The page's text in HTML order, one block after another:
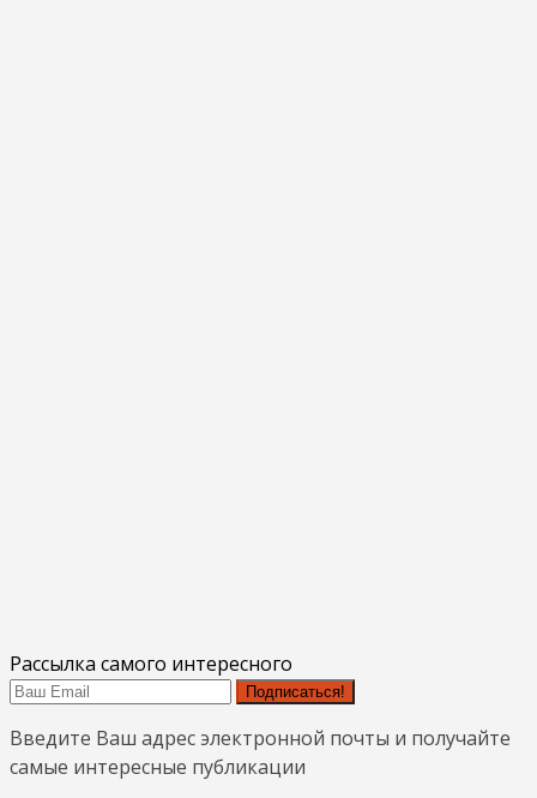
Рассылка самого интересного
Подписаться!
Введите Ваш адрес электронной почты и получайте
самые интересные публикации